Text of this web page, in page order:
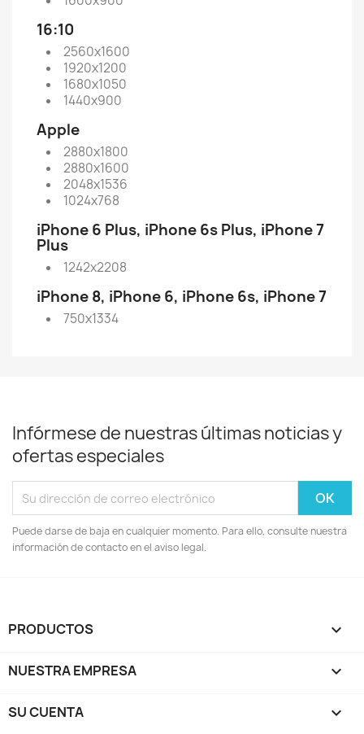
16:10
2560x1600
1920x1200
1680x1050
1440x900
Apple
2880x1800
2880x1600
2048x1536
1024x768
iPhone 6 Plus, iPhone 6s Plus, iPhone 7
Plus
1242x2208
iPhone 8, iPhone 6, iPhone 6s, iPhone 7
750x1334
Infórmese de nuestras últimas noticias y
ofertas especiales
Puede darse de baja en cualquier momento. Para ello, consulte nuestra
información de contacto en el aviso legal.
PRODUCTOS 
NUESTRA EMPRESA 
SU CUENTA 